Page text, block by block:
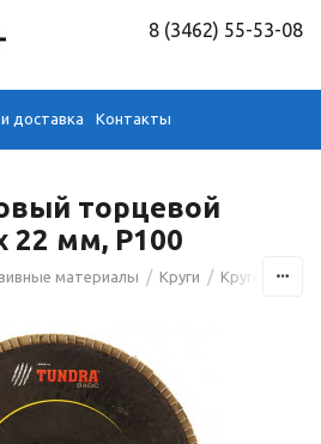
8 (3462) 55-53-08
доставка Контакты
торцевой
22 мм, Р100
материалы / Круги / Круги